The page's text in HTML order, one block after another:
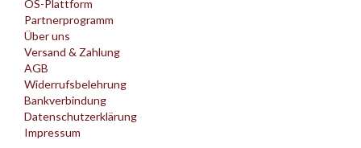
OS-Plattform
Partnerprogramm
Über uns
Versand & Zahlung
AGB
Widerrufsbelehrung
Bankverbindung
Datenschutzerklärung
Impressum